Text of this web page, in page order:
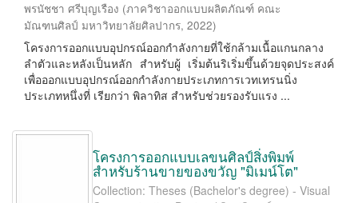
พรนัชชา ศรีบุญเรือง (ภาควิชาออกแบบผลิตภัณฑ์ คณะ
มัณฑนศิลป์ มหาวิทยาลัยศิลปากร, 2022)
โครงการออกแบบอุปกรณ์ออกกำลังกายที่ใช้กล้ามเนื้อแกนกลาง
ลำตัวและหลังเป็นหลัก สำหรับผู้ เริ่มต้นริเริ่มขึ้นด้วยจุดประสงค์
เพื่อออกแบบอุปกรณ์ออกกำลังกายประเภทการเวทเทรนนิ่ง
ประเภทหนึ่งที่ เรียกว่า พิลาทิส สำหรับช่วยรองรับแรง ...
โครงการออกแบบเลขนศิลป์สิ่งพิมพ์
สำหรับร้านขายของขวัญ "มิเมน์โต"
Collection: Theses (Bachelor's degree) - Visual